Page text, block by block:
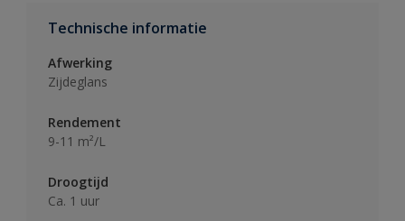
Technische informatie
Afwerking
Zijdeglans
Rendement
9-11 m²/L
Droogtijd
Ca. 1 uur